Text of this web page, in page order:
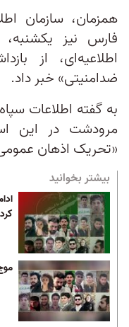
همزمان، سازمان
اطلاعیه‌ای، از
ضد‌امنیتی» خبر داد.
به گفته اطلاعات
مرودشت در این
«تحریک اذهان
بیشتر بخوانید